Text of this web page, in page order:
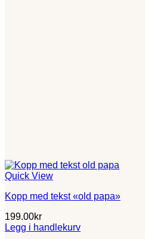
Quick View
Kopp med tekst «old papa»
199.00kr
Legg i handlekurv